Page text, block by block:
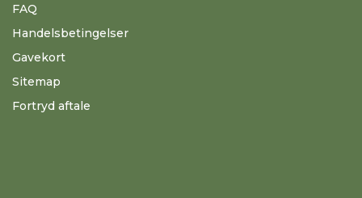
FAQ
Handelsbetingelser
Gavekort
Sitemap
Fortryd aftale